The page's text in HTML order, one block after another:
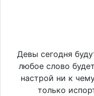
Девы сегодня
любое слово
настрой ни к
только